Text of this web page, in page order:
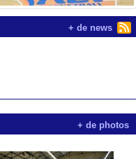
+ de news
+ de photos